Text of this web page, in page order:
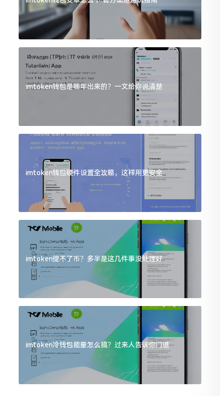
imtoken钱包是哪年出来的？一文给你说清楚
imtoken钱包硬件设置全攻略，这样用更安全
imtoken提不了币？多半是这几件事没处理好
imtoken冷钱包能量怎么搞？过来人告诉你门道